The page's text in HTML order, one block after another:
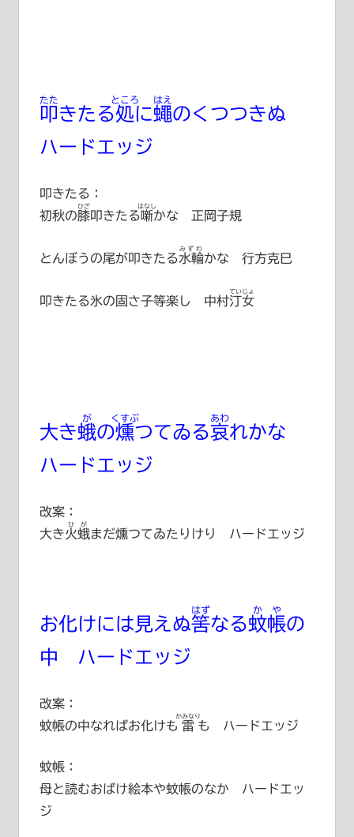
叩
たた
きたる処
ところ
に蠅
はえ
のくつつきぬ
ハードエッジ
叩きたる：
初秋の膝
ひざ
叩きたる噺
はなし
かな 正岡子規
とんぼうの尾が叩きたる水輪
みずわ
かな 行方克巳
叩きたる氷の固さ子等楽し 中村汀女
ていじょ
大き蛾
が
の燻
くすぶ
つてゐる哀
あわ
れかな
ハードエッジ
改案：
大き火蛾
ひが
まだ燻つてゐたりけり ハードエッジ
お化けには見えぬ筈
はず
なる蚊帳
かや
の
中 ハードエッジ
改案：
蚊帳の中なればお化けも 雷
かみなり
も ハードエッジ
蚊帳：
母と読むおばけ絵本や蚊帳のなか ハードエッ
ジ